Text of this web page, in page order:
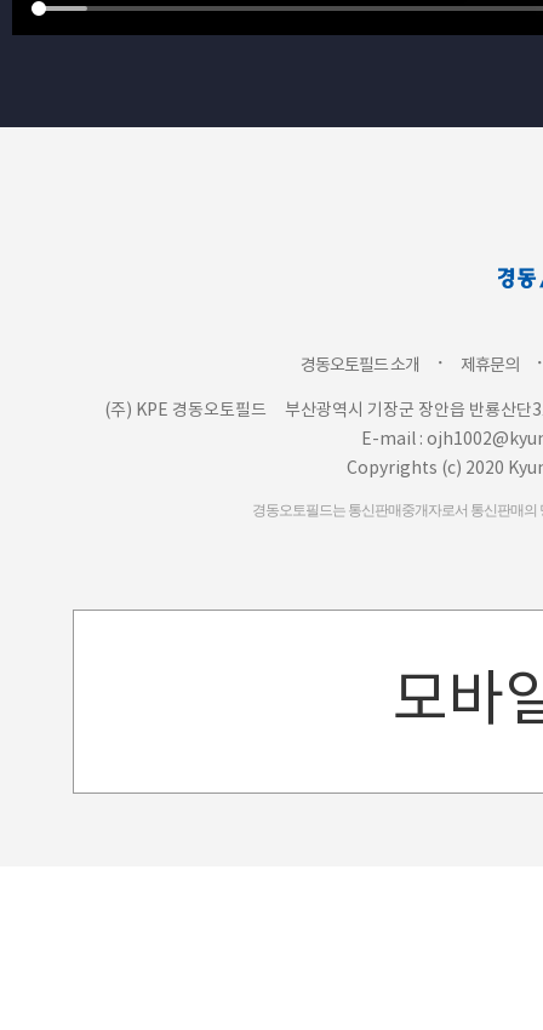
경동오토필드 소개 ㆍ 제휴문의
(주) KPE 경동오토필드
부산광역시 기장군 장안읍 반룡산단
E-mail :
Copyrights (c) 2020
경동오토필드는 통신판매중개자로서 통신판매의
모바